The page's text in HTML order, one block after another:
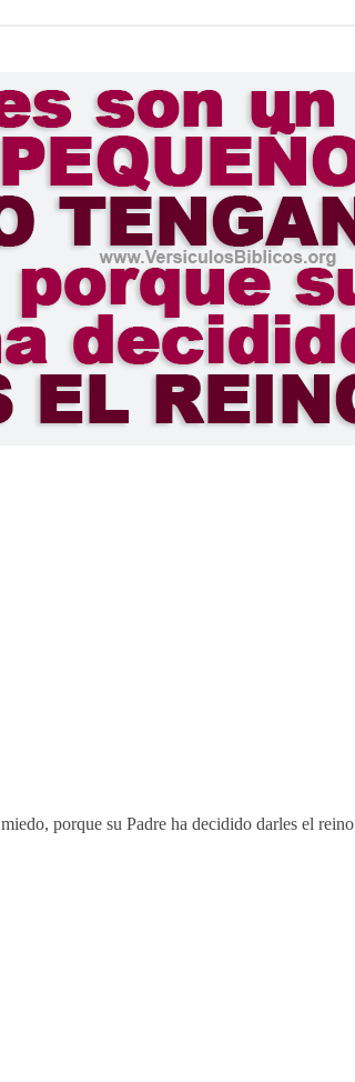
porque su Padre ha decidido darles el reino